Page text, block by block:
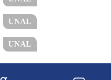
UNAL
UNAL